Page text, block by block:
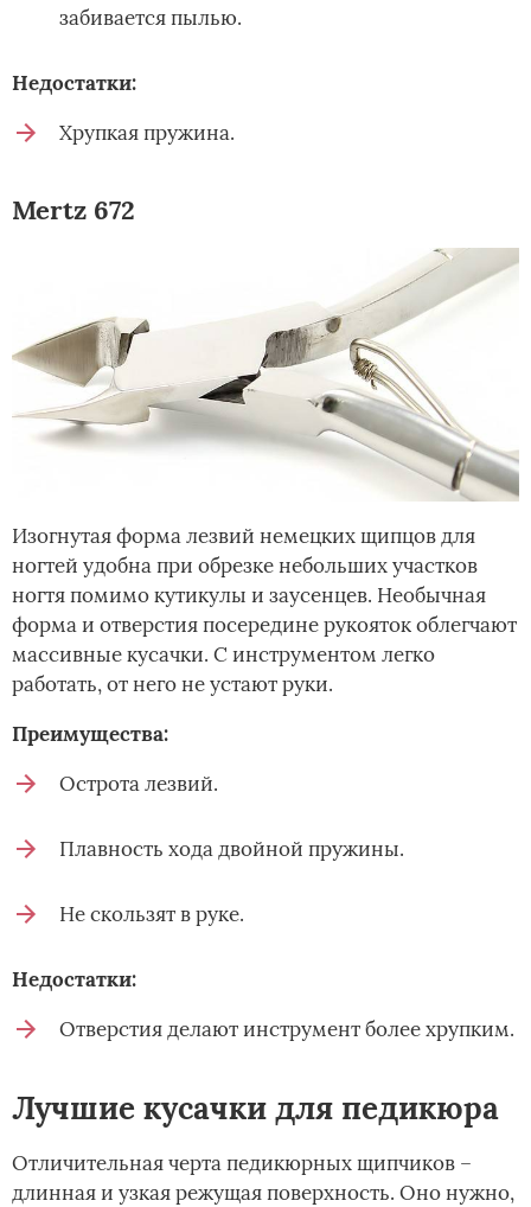
забивается пылью.
Недостатки:
Хрупкая пружина.
Mertz 672
Изогнутая форма лезвий немецких щипцов для
ногтей удобна при обрезке небольших участков
ногтя помимо кутикулы и заусенцев. Необычная
форма и отверстия посередине рукояток облегчают
массивные кусачки. С инструментом легко
работать, от него не устают руки.
Преимущества:
Острота лезвий.
Плавность хода двойной пружины.
Не скользят в руке.
Недостатки:
Отверстия делают инструмент более хрупким.
Лучшие кусачки для педикюра
Отличительная черта педикюрных щипчиков –
длинная и узкая режущая поверхность. Оно нужно,